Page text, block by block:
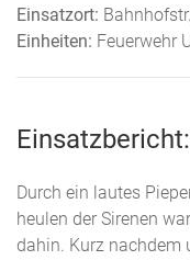
Einsatzort:
Einheiten: Feuerwehr
Einsatzbericht:
Durch ein lautes
heulen der Sirenen
dahin. Kurz nachdem